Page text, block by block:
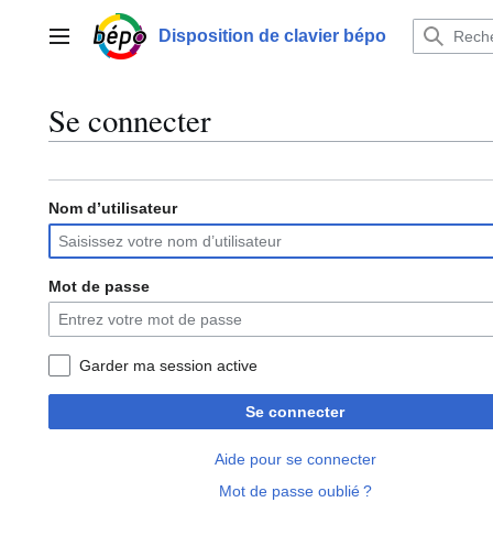
contenuMenu principalDisposition de clavier bépo
Se connecter
Nom d’utilisateur
Mot de passe
Garder ma session active
Se connecter
Aide pour se connecter
Mot de passe oublié ?